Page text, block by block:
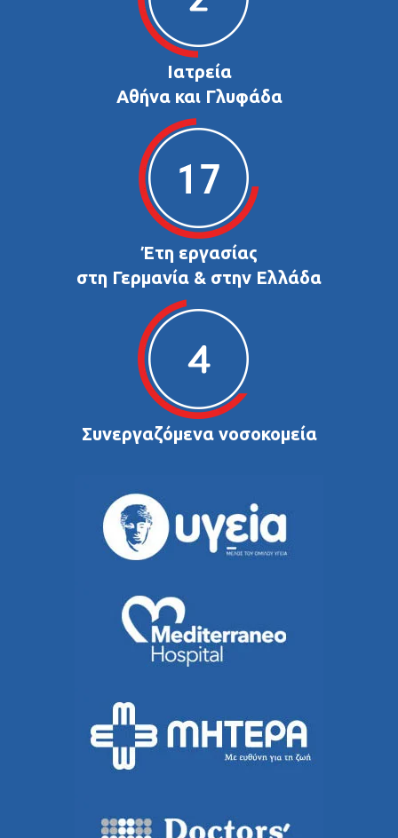
Ιατρεία
Αθήνα και Γλυφάδα
Έτη εργασίας
στη Γερμανία & στην Ελλάδα
Συνεργαζόμενα νοσοκομεία